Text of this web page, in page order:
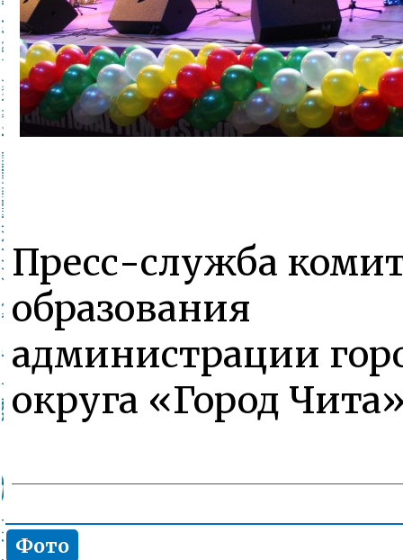
Пресс-служба
образования
администрации
округа «Город
Фото